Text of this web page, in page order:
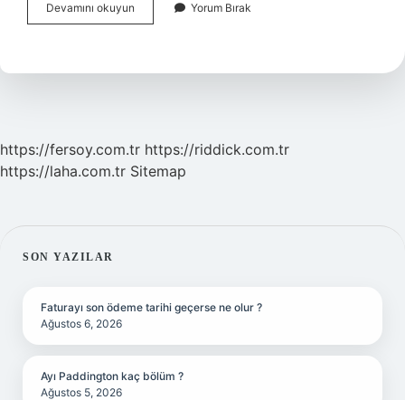
Devamını okuyun
Halı
Yorum Bırak
https://fersoy.com.tr https://riddick.com.tr
https://laha.com.tr Sitemap
SIDEBAR
SON YAZILAR
Faturayı son ödeme tarihi geçerse ne olur ?
Ağustos 6, 2026
Ayı Paddington kaç bölüm ?
Ağustos 5, 2026